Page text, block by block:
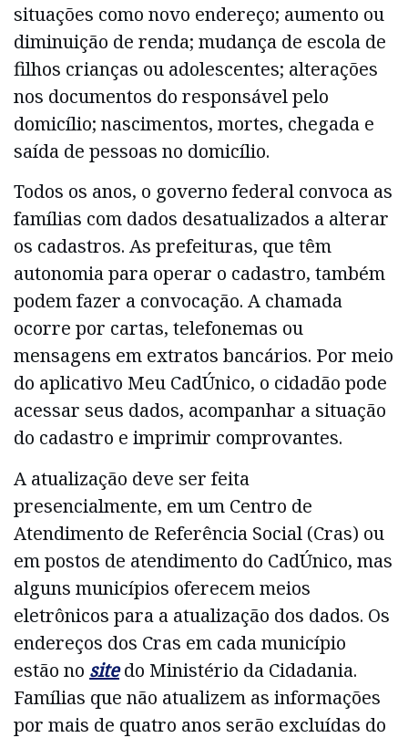
situações como novo endereço; aumento ou
diminuição de renda; mudança de escola de
filhos crianças ou adolescentes; alterações
nos documentos do responsável pelo
domicílio; nascimentos, mortes, chegada e
saída de pessoas no domicílio.
Todos os anos, o governo federal convoca as
famílias com dados desatualizados a alterar
os cadastros. As prefeituras, que têm
autonomia para operar o cadastro, também
podem fazer a convocação. A chamada
ocorre por cartas, telefonemas ou
mensagens em extratos bancários. Por meio
do aplicativo Meu CadÚnico, o cidadão pode
acessar seus dados, acompanhar a situação
do cadastro e imprimir comprovantes.
A atualização deve ser feita
presencialmente, em um Centro de
Atendimento de Referência Social (Cras) ou
em postos de atendimento do CadÚnico, mas
alguns municípios oferecem meios
eletrônicos para a atualização dos dados. Os
endereços dos Cras em cada município
estão no site do Ministério da Cidadania.
Famílias que não atualizem as informações
por mais de quatro anos serão excluídas do